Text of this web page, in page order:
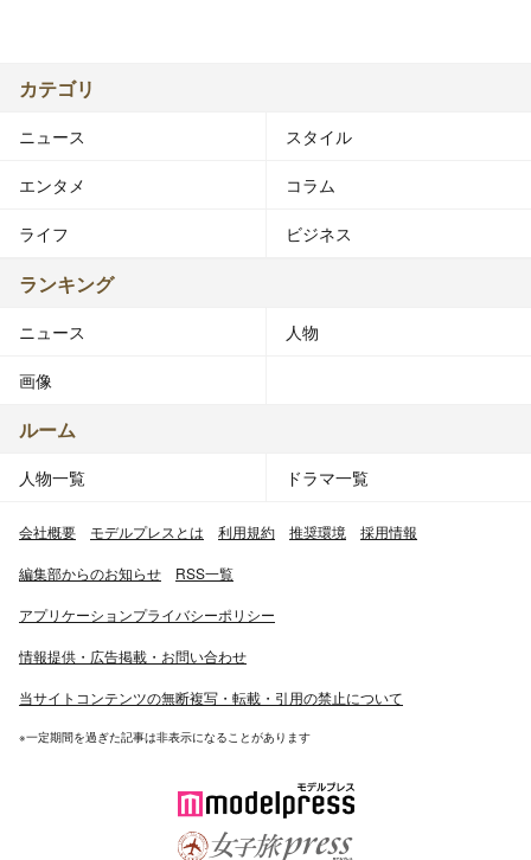
カテゴリ
ニュース スタイル
エンタメ コラム
ライフ ビジネス
ランキング
ニュース 人物
画像
ルーム
人物一覧 ドラマ一覧
会社概要 モデルプレスとは 利用規約 推奨環境 採用情報
編集部からのお知らせ RSS一覧
アプリケーションプライバシーポリシー
情報提供・広告掲載・お問い合わせ
当サイトコンテンツの無断複写・転載・引用の禁止について
※一定期間を過ぎた記事は非表示になることがあります